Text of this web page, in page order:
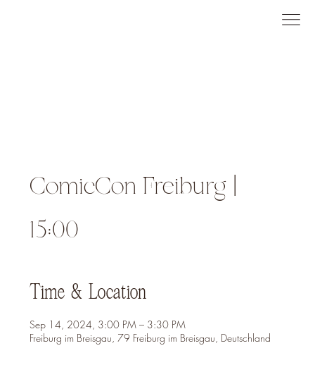
ComicCon Freiburg |
15:00
Time & Location
Sep 14, 2024, 3:00 PM – 3:30 PM
Freiburg im Breisgau, 79 Freiburg im Breisgau, Deutschland